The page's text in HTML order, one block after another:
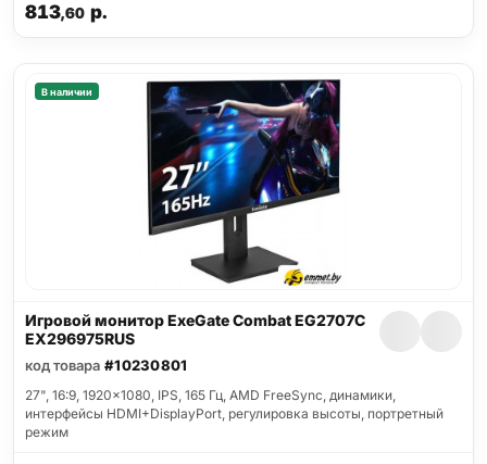
813,60р.
В наличии
Игровой монитор ExeGate Combat EG2707C
EX296975RUS
код товара #10230801
27", 16:9, 1920x1080, IPS, 165 Гц, AMD FreeSync, динамики,
интерфейсы HDMI+DisplayPort, регулировка высоты, портретный
режим